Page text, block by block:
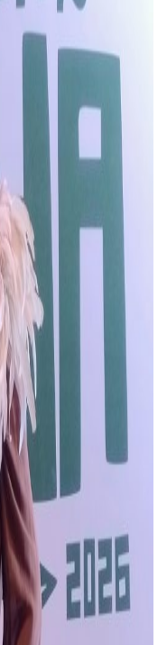
SP, aos 76 anos, Lilian
dupla Leno & Lilian